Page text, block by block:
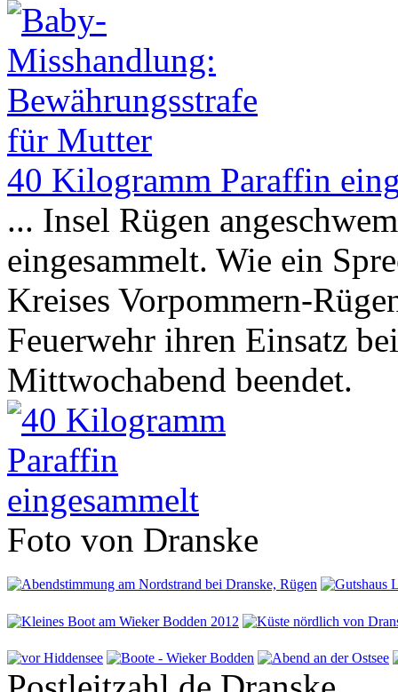
40 Kilogramm Paraffin
... Insel Rügen
eingesammelt. Wie ein
Kreises Vorpommern-
Feuerwehr ihren Einsatz
Mittwochabend beendet.
Foto von Dranske